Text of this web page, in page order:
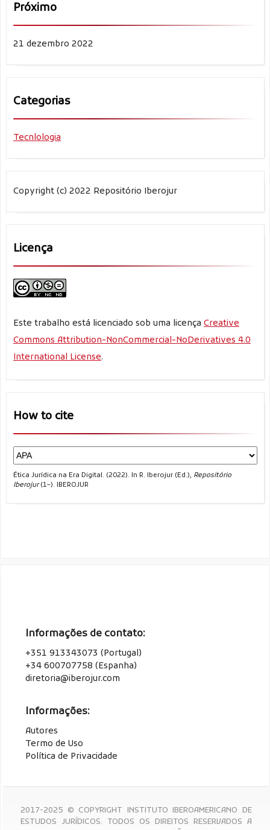
Próximo
21 dezembro 2022
Categorias
Tecnlologia
Copyright (c) 2022 Repositório Iberojur
Licença
Este trabalho está licenciado sob uma licença Creative
Commons Attribution-NonCommercial-NoDerivatives 4.0
International License.
How to cite
Ética Jurídica na Era Digital. (2022). In R. Iberojur (Ed.), Repositório
Iberojur(1–). IBEROJUR
Informações de contato:
+351 913343073 (Portugal)
+34 600707758 (Espanha)
diretoria@iberojur.com
Informações:
Autores
Termo de Uso
Política de Privacidade
2017-2025 © COPYRIGHT INSTITUTO IBEROAMERICANO DE
ESTUDOS JURÍDICOS. TODOS OS DIREITOS RESERVADOS A